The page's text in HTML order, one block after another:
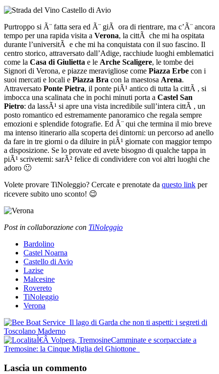
Purtroppo si Ã¨ fatta sera ed Ã¨ giÃ ora di rientrare, ma c’Ã¨ ancora
tempo per una rapida visita a Verona, la cittÃ che mi ha ospitata
durante l’universitÃ e che mi ha conquistata con il suo fascino. Il
centro storico, attraversato dall’Adige, racchiude luoghi emblematici
come la Casa di Giulietta e le Arche Scaligere, le tombe dei
Signori di Verona, e piazze meravigliose come Piazza Erbe con i
suoi mercati e locali e Piazza Bra con la maestosa Arena.
Attraversato Ponte Pietra, il ponte piÃ¹ antico di tutta la cittÃ , si
imbocca una scalinata che in pochi minuti porta a Castel San
Pietro: da lassÃ¹ si apre una vista incredibile sull’intera cittÃ , un
posto romantico ed estremamente panoramico che regala sempre
emozioni e splendide fotografie. Ed Ã¨ qui che termina il mio breve
ma intenso itinerario alla scoperta dei dintorni: un percorso ad anello
da fare in tre giorni o da diluire in piÃ¹ giornate con maggior tempo
a disposizione. Se lo provate ed avete bisogno di qualche tappa in
piÃ¹ scrivetemi: sarÃ² felice di condividere con voi altri luoghi che
adoro 🙂
Volete provare TiNoleggio? Cercate e prenotate da questo link per
ricevere subito uno sconto! 😉
Post in collaborazione con TiNoleggio
Bardolino
Castel Noarna
Castello di Avio
Lazise
Malcesine
Rovereto
TiNoleggio
Verona
Post
navigation
Il lago di Garda che non ti aspetti: i segreti di
Toscolano Maderno
Camminate e scorpacciate a
Tremosine: la Cinque Miglia del Ghiottone
Lascia un commento